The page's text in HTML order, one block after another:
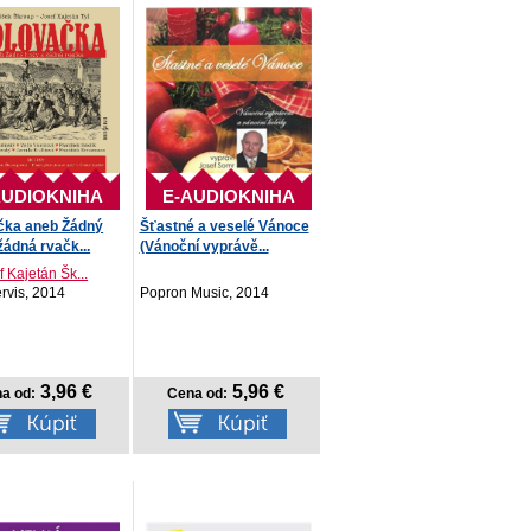
aneb Žádný
rvačk...
Kajetán Šk...
2014
od: 3,96 €
E-AUDIOKNIHA
Šťastné a veselé Vánoce
(Vánoční vyprávě...
Popron Music, 2014
Cena od: 5,96 €